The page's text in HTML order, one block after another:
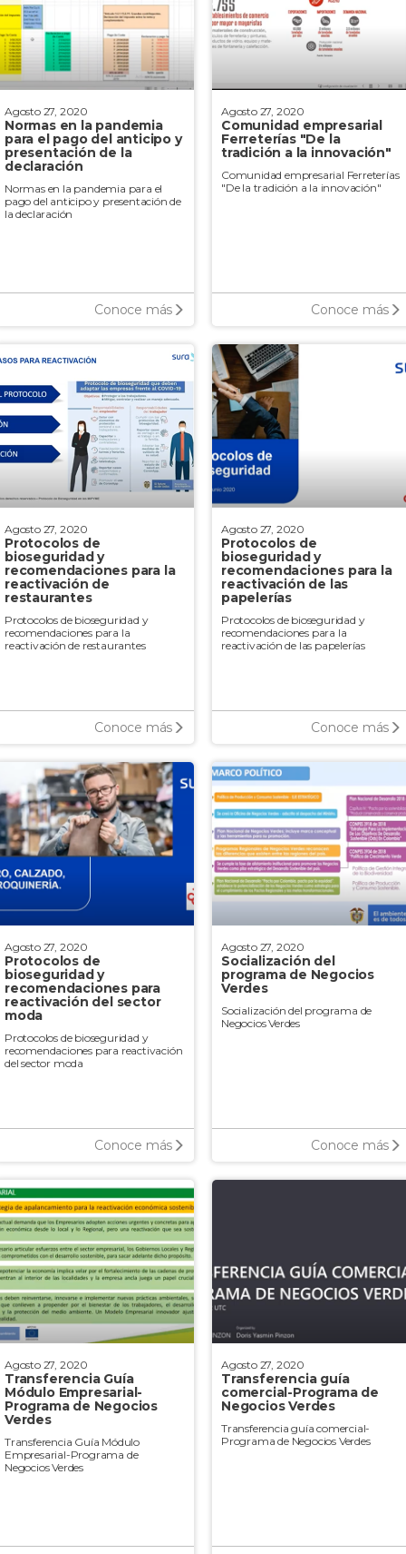
Agosto 27, 2020
Normas en la pandemia
para el pago del anticipo y
presentación de la
declaración
Normas en la pandemia para el
pago del anticipo y presentación de
la declaración
Conoce más
Agosto 27, 2020
Comunidad empresarial
Ferreterías "De la
tradición a la innovación"
Comunidad empresarial Ferreterías
"De la tradición a la innovación"
Conoce más
Agosto 27, 2020
Protocolos de
bioseguridad y
recomendaciones para la
reactivación de
restaurantes
Protocolos de bioseguridad y
recomendaciones para la
reactivación de restaurantes
Conoce más
Agosto 27, 2020
Protocolos de
bioseguridad y
recomendaciones para la
reactivación de las
papelerías
Protocolos de bioseguridad y
recomendaciones para la
reactivación de las papelerías
Conoce más
Agosto 27, 2020
Protocolos de
bioseguridad y
recomendaciones para
reactivación del sector
moda
Protocolos de bioseguridad y
recomendaciones para reactivación
del sector moda
Conoce más
Agosto 27, 2020
Socialización del
programa de Negocios
Verdes
Socialización del programa de
Negocios Verdes
Conoce más
Agosto 27, 2020
Transferencia Guía
Módulo Empresarial-
Programa de Negocios
Verdes
Transferencia Guía Módulo
Empresarial-Programa de
Negocios Verdes
Agosto 27, 2020
Transferencia guía
comercial-Programa de
Negocios Verdes
Transferencia guía comercial-
Programa de Negocios Verdes